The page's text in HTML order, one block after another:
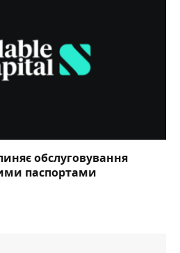
обслуговування
паспортами